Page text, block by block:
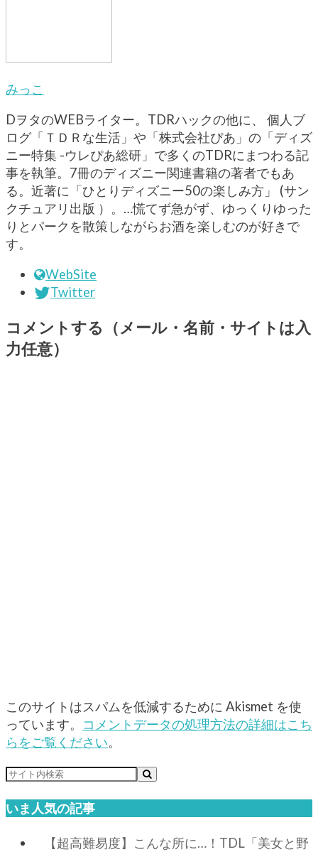
みっこ
DヲタのWEBライター。TDRハックの他に、 個人ブ
ログ「ＴＤＲな生活」や「株式会社ぴあ」の「ディズ
ニー特集 -ウレぴあ総研」で多くのTDRにまつわる記
事を執筆。7冊のディズニー関連書籍の著者でもあ
る。近著に「ひとりディズニー50の楽しみ方」 (サン
クチュアリ出版 ）。…慌てず急がず、ゆっくりゆった
りとパークを散策しながらお酒を楽しむのが好きで
す。
WebSite
Twitter
コメントする（メール・名前・サイトは入
力任意）
このサイトはスパムを低減するために Akismet を使
っています。 コメントデータの処理方法の詳細はこち
らをご覧ください。
いま人気の記事
【超高難易度】こんな所に…！TDL「美女と野